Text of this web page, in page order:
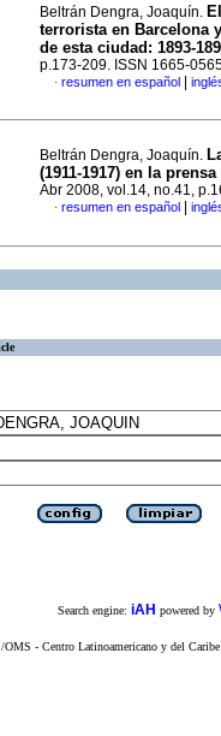
Beltrán Dengra, Joaquín.
terrorista en Barcelona
de esta ciudad : 1893-
p.173-209. ISSN 1665-
· resumen en español
Beltrán Dengra, Joaquín.
(1911-1917) en la
Abr 2008, vol.14, no.41,
· resumen en español
Search engine: iAH powered by
- Centro Latinoamericano y del